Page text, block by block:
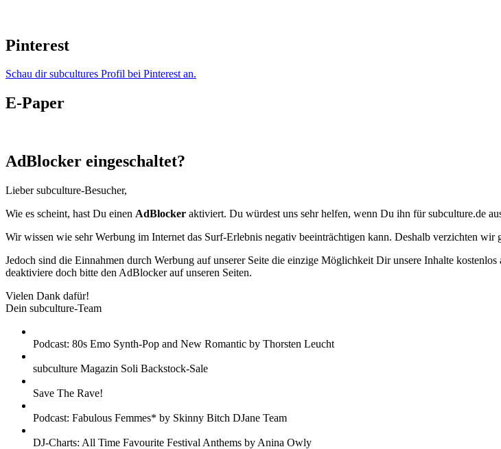
Pinterest
Schau dir subcultures Profil bei Pinterest an.
E-Paper
AdBlocker eingeschaltet?
Lieber subculture-Besucher,
Wie es scheint, hast Du einen AdBlocker aktiviert. Du würdest uns sehr helfen, wenn Du ihn für subculture.de
Wir wissen wie sehr Werbung im Internet das Surf-Erlebnis negativ beeinträchtigen kann. Deshalb verzichten
Jedoch sind die Einnahmen durch Werbung auf unserer Seite die einzige Möglichkeit Dir unsere Inhalte
deaktiviere doch bitte den AdBlocker auf unseren Seiten.
Vielen Dank dafür!
Dein subculture-Team
Podcast: 80s Emo Synth-Pop and New Romantic by Thorsten Leucht
subculture Magazin Soli Backstock-Sale
Save The Rave!
Podcast: Fabulous Femmes* by Skinny Bitch DJane Team
DJ-Charts: All Time Favourite Festival Anthems by Anina Owly